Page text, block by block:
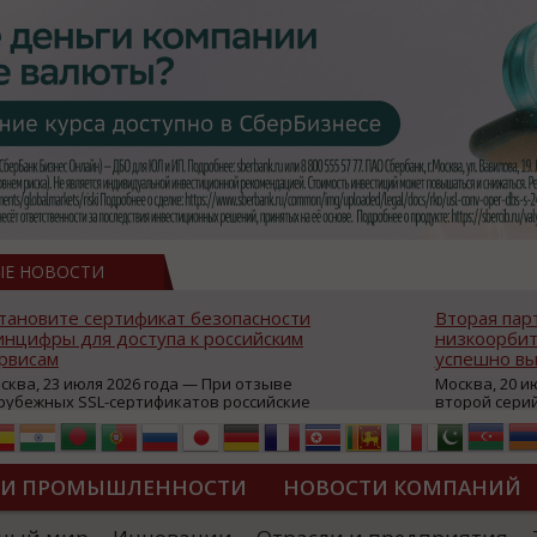
НОВОСТИ
сертификат безопасности
для доступа к российским
23 июля 2026 года — При отзыве
SSL-сертификатов российские
могут некорректно открываться в
браузерах (Google Chrome,
Edge и др.), а соединение с сервисами
ресурсы уже сообщили о
недоступности и ошибках при
из-за отзывов сертификатов
Вторая
успешно
Москва, 20
второй
аппаратов,
масштабной
интернет с
из
«Экономика
ПРОМЫШЛЕННОСТИ НОВОСТИ КОМПАНИЙ